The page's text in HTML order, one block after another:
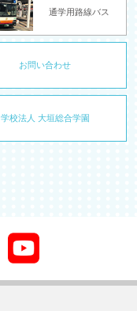
通学用路線バス
お問い合わせ
学校法人 大垣総合学園